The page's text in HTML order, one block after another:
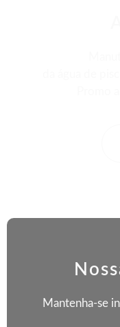
Mantenha-se